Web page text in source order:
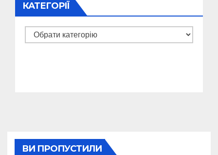
КАТЕГОРІЇ
Категорії
ВИ ПРОПУСТИЛИ